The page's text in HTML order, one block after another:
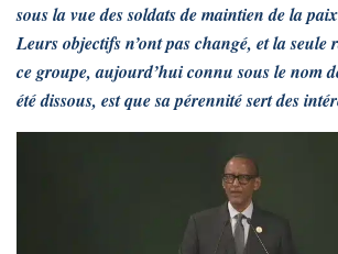
sous la vue des soldats de maintien de la
Leurs objectifs n’ont pas changé, et la
ce groupe, aujourd’hui connu sous le nom
été dissous, est que sa pérennité sert des